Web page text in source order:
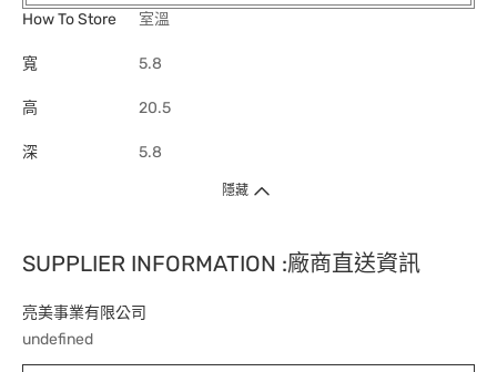
How To Store
室溫
寬 5.8
高 20.5
深 5.8
隱藏
SUPPLIER INFORMATION :廠商直送資訊
亮美事業有限公司
undefined